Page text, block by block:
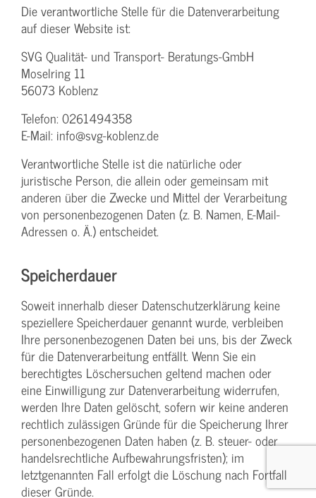
Die verantwortliche Stelle für die Datenverarbeitung
auf dieser Website ist:
SVG Qualität- und Transport- Beratungs-GmbH
Moselring 11
56073 Koblenz
Telefon: 0261494358
E-Mail: info@svg-koblenz.de
Verantwortliche Stelle ist die natürliche oder
juristische Person, die allein oder gemeinsam mit
anderen über die Zwecke und Mittel der Verarbeitung
von personenbezogenen Daten (z. B. Namen, E-Mail-
Adressen o. Ä.) entscheidet.
Speicherdauer
Soweit innerhalb dieser Datenschutzerklärung keine
speziellere Speicherdauer genannt wurde, verbleiben
Ihre personenbezogenen Daten bei uns, bis der Zweck
für die Datenverarbeitung entfällt. Wenn Sie ein
berechtigtes Löschersuchen geltend machen oder
eine Einwilligung zur Datenverarbeitung widerrufen,
werden Ihre Daten gelöscht, sofern wir keine anderen
rechtlich zulässigen Gründe für die Speicherung Ihrer
personenbezogenen Daten haben (z. B. steuer- oder
handelsrechtliche Aufbewahrungsfristen); im
letztgenannten Fall erfolgt die Löschung nach Fortfall
dieser Gründe.